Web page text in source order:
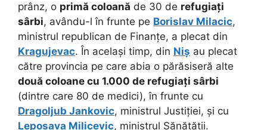
prânz, o primă coloană de 30 de refugiați
sârbi, avându-l în frunte pe Borislav Milacic,
ministrul republican de Finanțe, a plecat din
Kragujevac. În același timp, din Niș au plecat
către provincia pe care abia o părăsiseră alte
două coloane cu 1.000 de refugiați sârbi
(dintre care 80 de medici), în frunte cu
Dragoljub Jankovic, ministrul Justiției, și cu
Leposava Milicevic, ministrul Sănătății.